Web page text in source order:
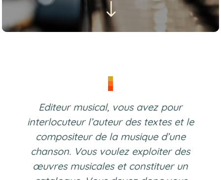
"
Editeur musical, vous avez pour
interlocuteur l’auteur des textes et le
compositeur de la musique d’une
chanson. Vous voulez exploiter des
œuvres musicales et constituer un